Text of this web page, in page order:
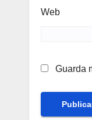
Web
Guarda